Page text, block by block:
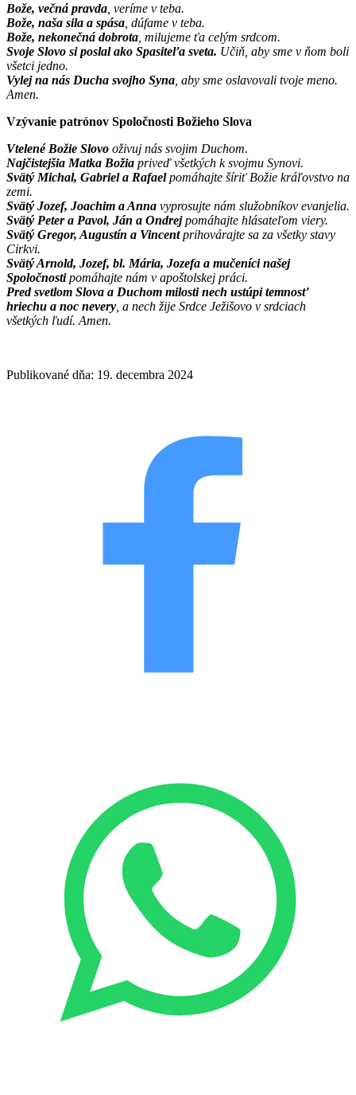
Bože, večná pravda , veríme v teba.
Bože, naša sila a spása , dúfame v teba.
Bože, nekonečná dobrota , milujeme ťa celým srdcom.
Svoje Slovo si poslal ako Spasiteľa sveta. Učiň, aby sme v ňom boli
všetci jedno.
Vylej na nás Ducha svojho Syna , aby sme oslavovali tvoje meno.
Amen.
Vzývanie patrónov Spoločnosti Božieho Slova
Vtelené Božie Slovo oživuj nás svojim Duchom.
Najčistejšia Matka Božia priveď všetkých k svojmu Synovi.
Svätý Michal, Gabriel a Rafaelpomáhajte šíriť Božie kráľovstvo na
zemi.
Svätý Jozef, Joachim a Anna vyprosujte nám služobníkov evanjelia.
Svätý Peter a Pavol, Ján a Ondrejpomáhajte hlásateľom viery.
Svätý Gregor, Augustín a Vincentprihovárajte sa za všetky stavy
Cirkvi.
Svätý Arnold, Jozef, bl. Mária, Jozefa a mučeníci našej
Spoločnostipomáhajte nám v apoštolskej práci.
Pred svetlom Slova a Duchom milosti nech ustúpi temnosť
hriechu a noc nevery , a nech žije Srdce Ježišovo v srdciach
všetkých ľudí. Amen.
Publikované dňa: 19. decembra 2024